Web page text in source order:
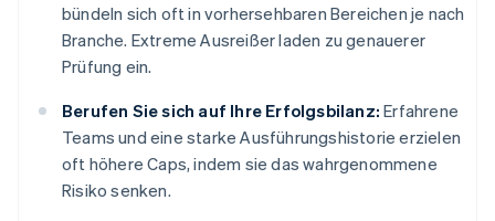
bündeln sich oft in vorhersehbaren Bereichen je nach
Branche. Extreme Ausreißer laden zu genauerer
Prüfung ein.
Berufen Sie sich auf Ihre Erfolgsbilanz: Erfahrene
Teams und eine starke Ausführungshistorie erzielen
oft höhere Caps, indem sie das wahrgenommene
Risiko senken.